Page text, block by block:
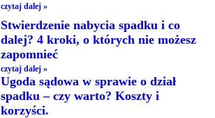
czytaj dalej »
Stwierdzenie nabycia spadku i co
dalej? 4 kroki, o których nie możesz
zapomnieć
czytaj dalej »
Ugoda sądowa w sprawie o dział
spadku – czy warto? Koszty i
korzyści.